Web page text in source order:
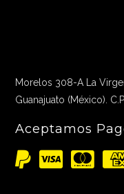
Morelos 308-A La
Guanajuato (México).
Aceptamos